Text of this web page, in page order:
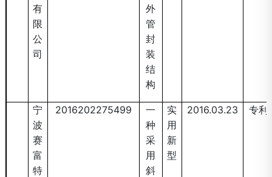
有
限
公
司
外
管
封
装
结
构
宁
波
赛
富
特
2016202275499
一
种
采
用
斜
实
用
新
型
2016.03.23 专利